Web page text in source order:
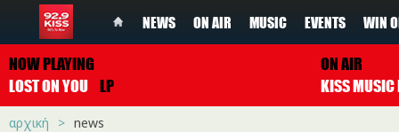
NEWS ON AIR MUSIC EVENTS WIN
NOW PLAYING
LOST ON YOU LP
ON AIR
αρχική news